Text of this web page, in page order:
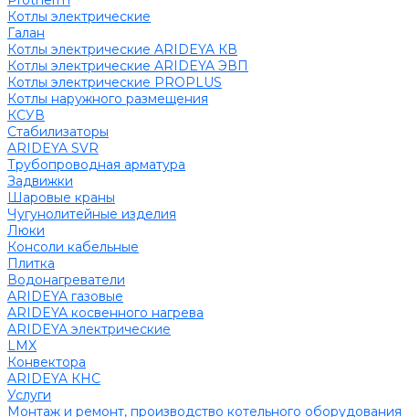
Котлы электрические
Галан
Котлы электрические ARIDEYA КВ
Котлы электрические ARIDEYA ЭВП
Котлы электрические PROPLUS
Котлы наружного размещения
КСУВ
Стабилизаторы
ARIDEYA SVR
Трубопроводная арматура
Задвижки
Шаровые краны
Чугунолитейные изделия
Люки
Консоли кабельные
Плитка
Водонагреватели
ARIDEYA газовые
ARIDEYA косвенного нагрева
ARIDEYA электрические
LMX
Конвектора
ARIDEYA КНС
Услуги
Монтаж и ремонт, производство котельного оборудования